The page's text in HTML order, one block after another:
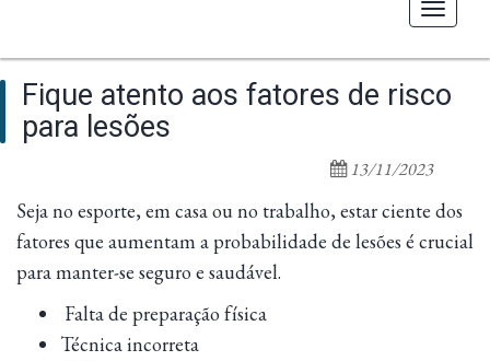
Toggle
Fique atento aos fatores de risco
para lesões
13/11/2023
Seja no esporte, em casa ou no trabalho, estar ciente dos
fatores que aumentam a probabilidade de lesões é crucial
para manter-se seguro e saudável.
Falta de preparação física
Técnica incorreta